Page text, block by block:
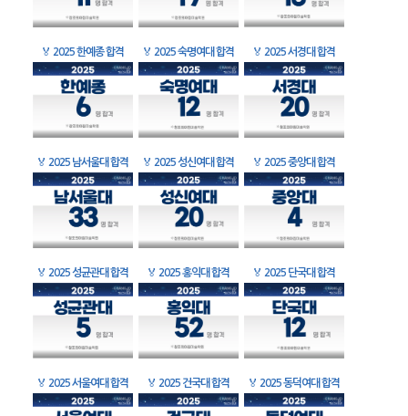
🏅 2025 한예종 합격 🏅 2025 숙명여대 합격 🏅 2025 서경대 합격
🏅 2025 남서울대 합격 🏅 2025 성신여대 합격 🏅 2025 중앙대 합격
🏅 2025 성균관대 합격 🏅 2025 홍익대 합격 🏅 2025 단국대 합격
🏅 2025 서울여대 합격 🏅 2025 건국대 합격 🏅 2025 동덕여대 합격